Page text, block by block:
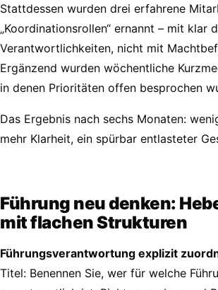
Stattdessen wurden drei erfahrene
„Koordinationsrollen“ ernannt – mit klar
Verantwortlichkeiten, nicht mit
Ergänzend wurden wöchentliche
in denen Prioritäten offen besprochen
Das Ergebnis nach sechs Monaten:
mehr Klarheit, ein spürbar entlasteter
Führung neu denken:
mit flachen Strukturen
Führungsverantwortung explizit
Titel: Benennen Sie, wer für welche